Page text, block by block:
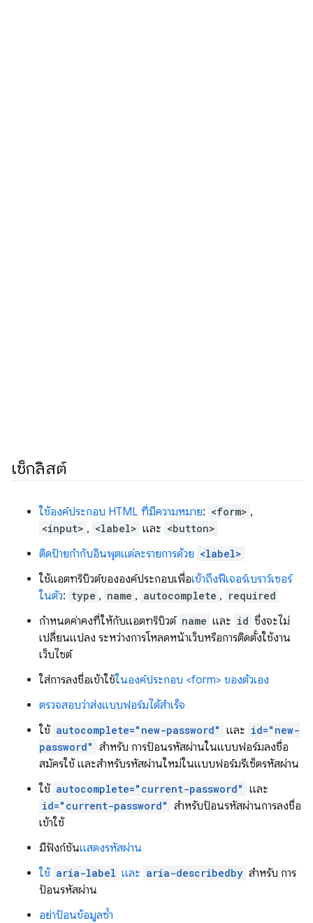
เช็กลิสต์
ใช้องค์ประกอบ HTML ที่มีความหมาย: <form> ,
<input> , <label> และ <button>
ติดป้ายกำกับอินพุตแต่ละรายการด้วย <label>
ใช้แอตทริบิวต์ขององค์ประกอบเพื่อเข้าถึงฟีเจอร์เบราว์เซอร์
ในตัว: type , name , autocomplete , required
กำหนดค่าคงที่ให้กับแอตทริบิวต์ name และ id ซึ่งจะไม่
เปลี่ยนแปลง ระหว่างการโหลดหน้าเว็บหรือการติดตั้งใช้งาน
เว็บไซต์
ใส่การลงชื่อเข้าใช้ในองค์ประกอบ <form> ของตัวเอง
ตรวจสอบว่าส่งแบบฟอร์มได้สำเร็จ
ใช้ autocomplete="new-password" และ id="new-
password" สำหรับ การป้อนรหัสผ่านในแบบฟอร์มลงชื่อ
สมัครใช้ และสำหรับรหัสผ่านใหม่ในแบบฟอร์มรีเซ็ตรหัสผ่าน
ใช้ autocomplete="current-password" และ
id="current-password" สำหรับป้อนรหัสผ่านการลงชื่อ
เข้าใช้
มีฟังก์ชันแสดงรหัสผ่าน
ใช้ aria-label และ aria-describedby สำหรับ การ
ป้อนรหัสผ่าน
อย่าป้อนข้อมูลซ้ำ